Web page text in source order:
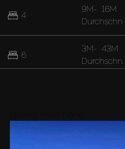
4
6
9M- 16M
Durchschn.
3M- 43M
Durchschn.